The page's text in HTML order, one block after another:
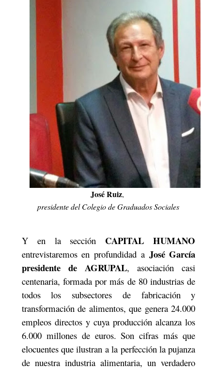
José Ruiz,
presidente del Colegio de Graduados Sociales
Y en la sección CAPITAL HUMANO
entrevistaremos en profundidad a José García
presidente de AGRUPAL, asociación casi
centenaria, formada por más de 80 industrias de
todos los subsectores de fabricación y
transformación de alimentos, que genera 24.000
empleos directos y cuya producción alcanza los
6.000 millones de euros. Son cifras más que
elocuentes que ilustran a la perfección la pujanza
de nuestra industria alimentaria, un verdadero